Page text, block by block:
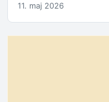
11. maj 2026